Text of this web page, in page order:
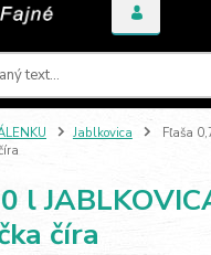
Jablkovica
Fľaša
l
číra